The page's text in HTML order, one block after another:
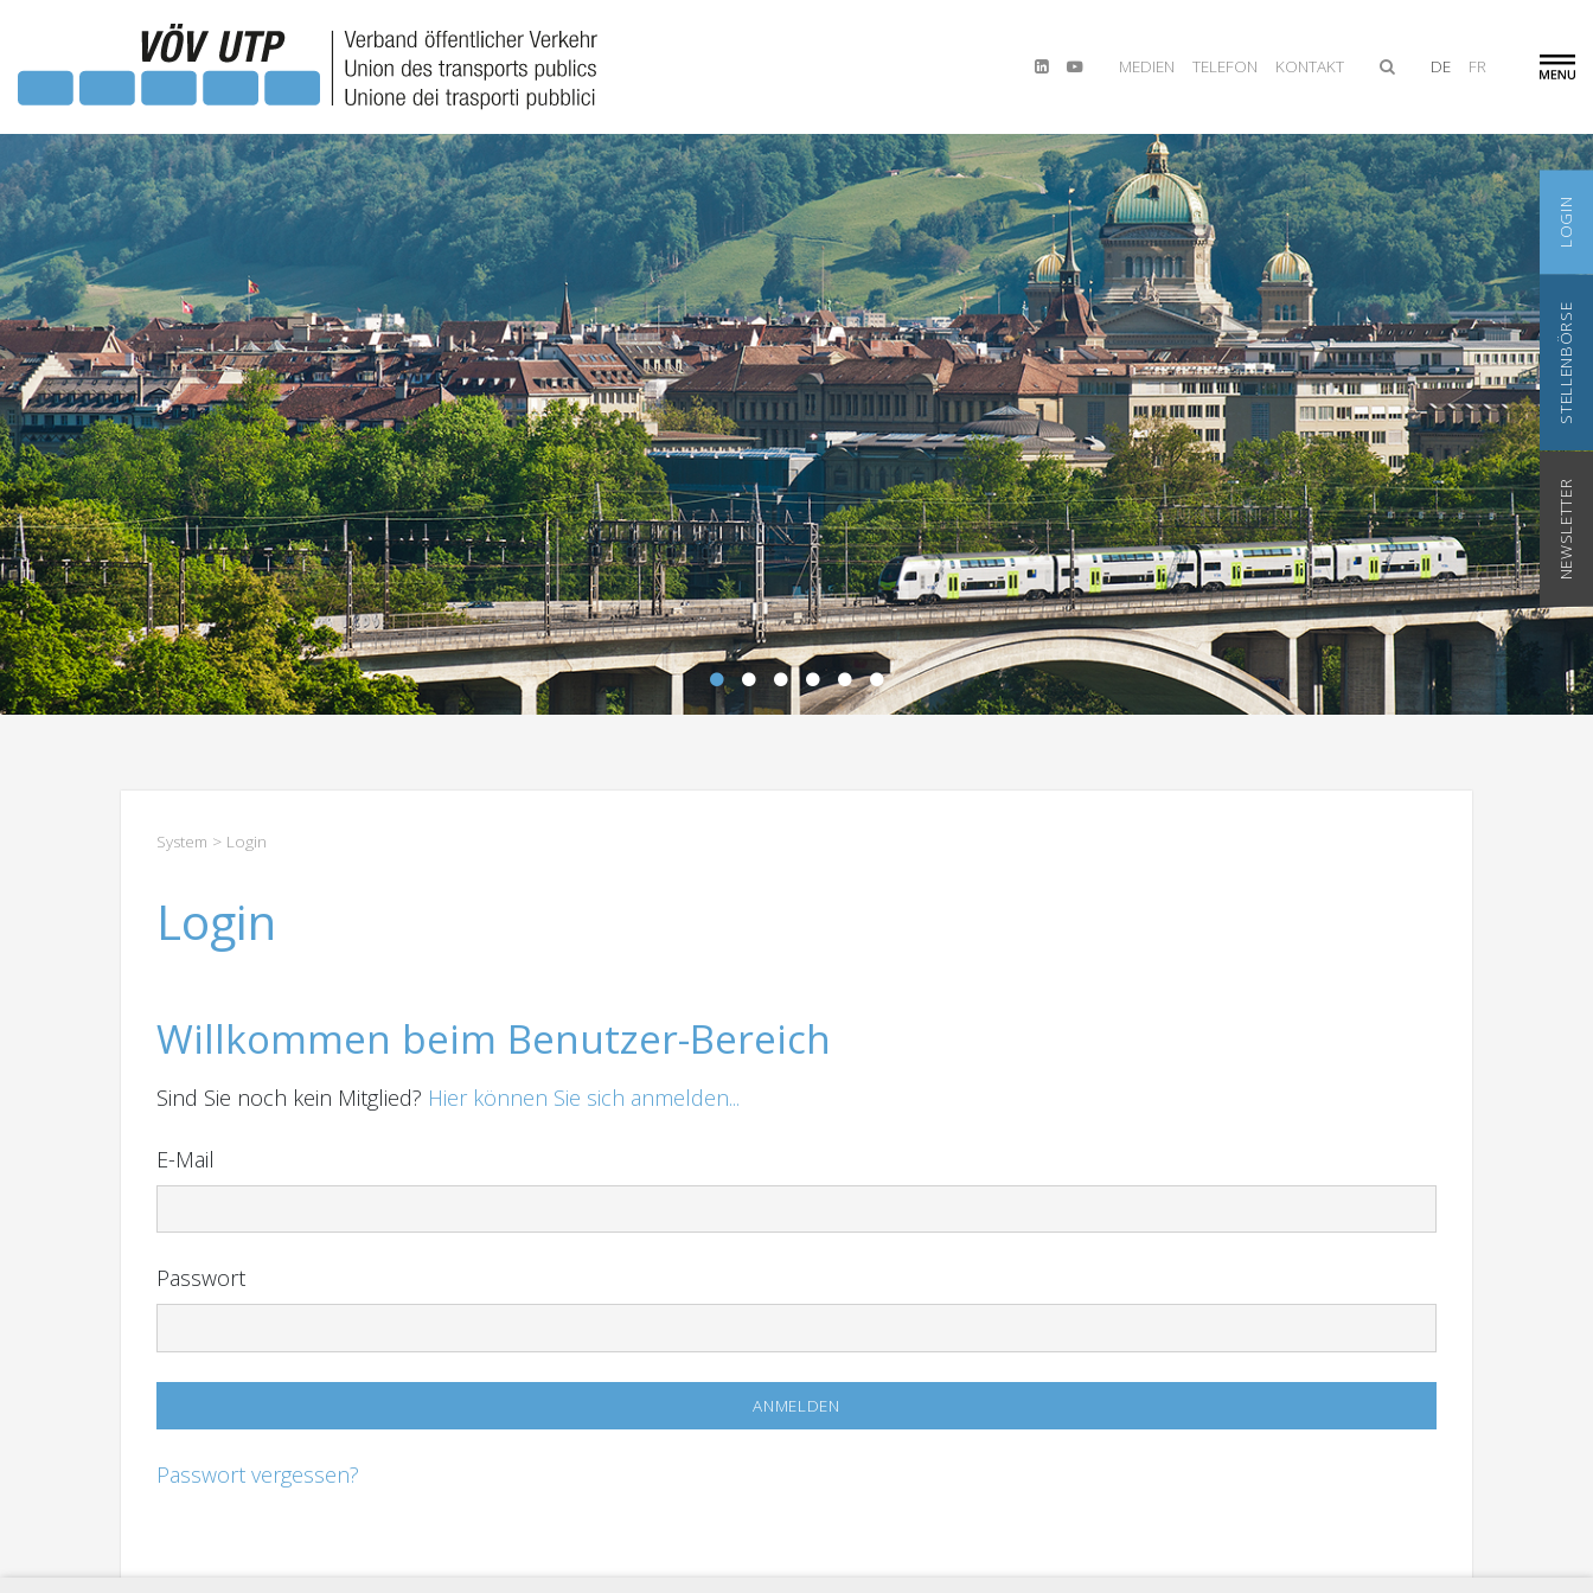
MEDIEN TELEFON KONTAKT DE FR
LOGIN
STELLENBÖRSE
NEWSLETTER
System > Login
Login
Willkommen beim Benutzer-Bereich
Sind Sie noch kein Mitglied? Hier können Sie sich anmelden...
E-Mail
Passwort
Passwort vergessen?